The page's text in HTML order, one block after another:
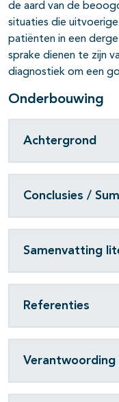
de aard van de
situaties die
patiënten in een
sprake dienen te zijn
diagnostiek om een
Onderbouwing
Achtergrond
Conclusies /
Samenvatting
Referenties
Verantwoording